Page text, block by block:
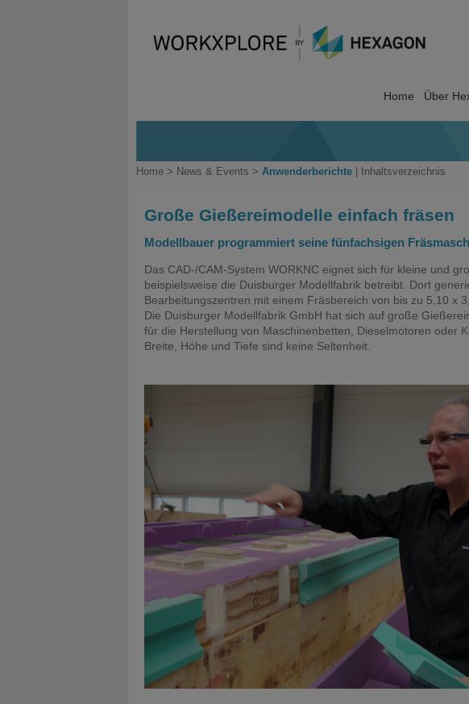
Home Über
Home > News & Events > Anwenderberichte Inhaltsverzeichnis
Große Gießereimodelle einfach fräsen
Modellbauer programmiert seine fünfachsigen
Das CAD-/CAM-System WORKNC eignet sich für kleine und
beispielsweise die Duisburger Modellfabrik betreibt. Dort
Bearbeitungszentren mit einem Fräsbereich von bis zu 5,10 x
Die Duisburger Modellfabrik GmbH hat sich auf große
für die Herstellung von Maschinenbetten, Dieselmotoren oder
Breite, Höhe und Tiefe sind keine Seltenheit.